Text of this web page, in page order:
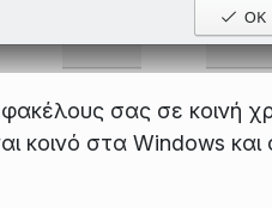
σας σε κοινή
κοινό στα Windows